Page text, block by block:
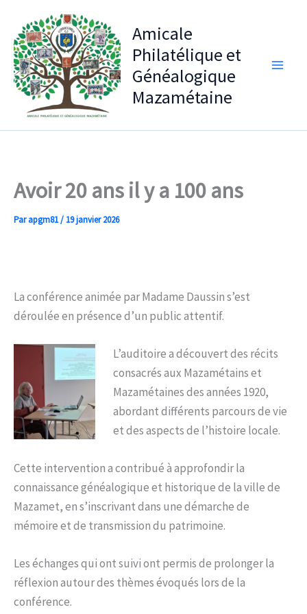
contenu
Amicale
Philatélique et
Généalogique
Mazamétaine
Avoir 20 ans il y a 100 ans
Parapgm81/ 19 janvier 2026
La conférence animée par Madame Daussin s’est
déroulée en présence d’un public attentif.
L’auditoire a découvert des récits
consacrés aux Mazamétains et
Mazamétaines des années 1920,
abordant différents parcours de vie
et des aspects de l’histoire locale.
Cette intervention a contribué à approfondir la
connaissance généalogique et historique de la ville de
Mazamet, en s’inscrivant dans une démarche de
mémoire et de transmission du patrimoine.
Les échanges qui ont suivi ont permis de prolonger la
réflexion autour des thèmes évoqués lors de la
conférence.